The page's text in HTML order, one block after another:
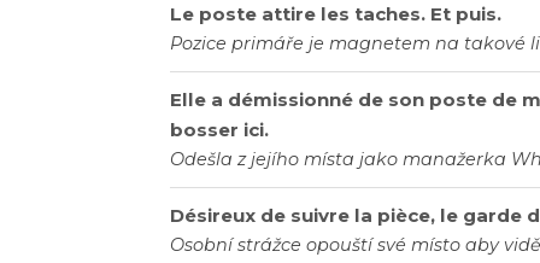
Le poste attire les taches. Et puis.
Pozice primáře je magnetem na takové
Elle a démissionné de son poste de
bosser ici.
Odešla z jejího místa jako manažerka
Désireux de suivre la pièce, le garde
Osobní strážce opouští své místo aby